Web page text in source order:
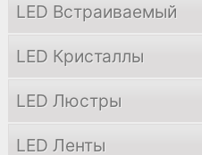
LED Встраиваемый
LED Кристаллы
LED Люстры
LED Ленты